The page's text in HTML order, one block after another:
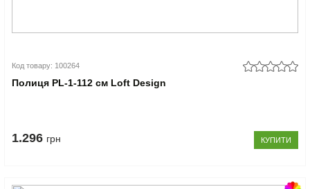
Код товару: 100264
Полиця PL-1-112 см Loft Design
1.296 грн КУПИТИ